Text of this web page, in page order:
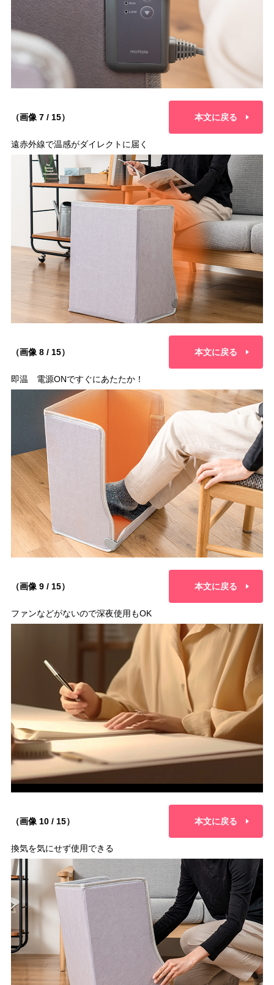
（画像 7 / 15） 本文に戻る
遠赤外線で温感がダイレクトに届く
（画像 8 / 15） 本文に戻る
即温 電源ONですぐにあたたか！
（画像 9 / 15） 本文に戻る
ファンなどがないので深夜使用もOK
（画像 10 / 15） 本文に戻る
換気を気にせず使用できる